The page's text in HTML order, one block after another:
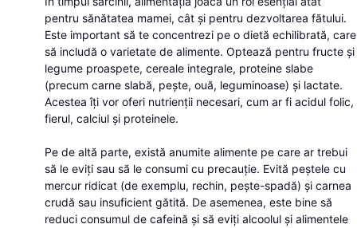
pentru sănătatea mamei, cât și pentru dezvoltarea fătului.
Este important să te concentrezi pe o dietă echilibrată, care
să includă o varietate de alimente. Optează pentru fructe și
legume proaspete, cereale integrale, proteine slabe
(precum carne slabă, pește, ouă, leguminoase) și lactate.
Acestea îți vor oferi nutrienții necesari, cum ar fi acidul folic,
fierul, calciul și proteinele.
Pe de altă parte, există anumite alimente pe care ar trebui
să le eviți sau să le consumi cu precauție. Evită peștele cu
mercur ridicat (de exemplu, rechin, pește-spadă) și carnea
crudă sau insuficient gătită. De asemenea, este bine să
reduci consumul de cafeină și să eviți alcoolul și alimentele